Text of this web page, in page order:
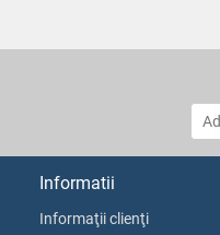
Informatii
Informaţii clienţi